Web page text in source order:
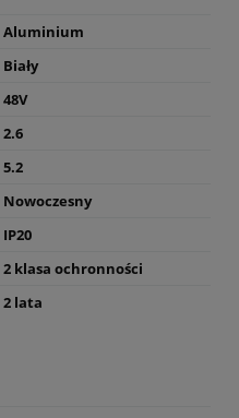
Aluminium
Biały
48V
2.6
5.2
Nowoczesny
IP20
2 klasa ochronności
2 lata